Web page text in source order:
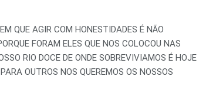
QUE AGIR COM HONESTIDADES É NÃO
FORAM ELES QUE NOS COLOCOU NAS
RIO DOCE DE ONDE SOBREVIVIAMOS É HOJE
OUTROS NOS QUEREMOS OS NOSSOS